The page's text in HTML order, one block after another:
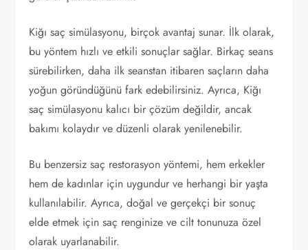
Kiğı saç simülasyonu, birçok avantaj sunar. İlk olarak,
bu yöntem hızlı ve etkili sonuçlar sağlar. Birkaç seans
sürebilirken, daha ilk seanstan itibaren saçların daha
yoğun göründüğünü fark edebilirsiniz. Ayrıca, Kiğı
saç simülasyonu kalıcı bir çözüm değildir, ancak
bakımı kolaydır ve düzenli olarak yenilenebilir.
Bu benzersiz saç restorasyon yöntemi, hem erkekler
hem de kadınlar için uygundur ve herhangi bir yaşta
kullanılabilir. Ayrıca, doğal ve gerçekçi bir sonuç
elde etmek için saç renginize ve cilt tonunuza özel
olarak uyarlanabilir.